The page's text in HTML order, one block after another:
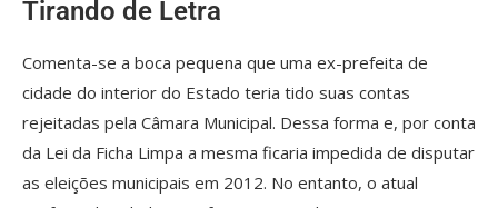
Tirando de Letra
Comenta-se a boca pequena que uma ex-prefeita de
cidade do interior do Estado teria tido suas contas
rejeitadas pela Câmara Municipal. Dessa forma e, por conta
da Lei da Ficha Limpa a mesma ficaria impedida de disputar
as eleições municipais em 2012. No entanto, o atual